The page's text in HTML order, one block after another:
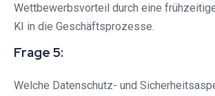
Wettbewerbsvorteil durch eine
KI in die Geschäftsprozesse.
Frage 5:
Welche Datenschutz- und